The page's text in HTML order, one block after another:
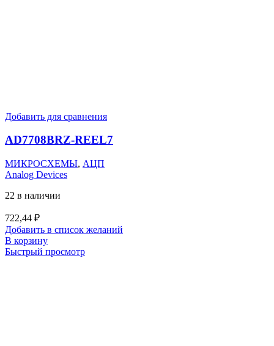
Добавить для сравнения
AD7708BRZ-REEL7
МИКРОСХЕМЫ, АЦП
Analog Devices
22 в наличии
722,44 ₽
Добавить в список желаний
В корзину
Быстрый просмотр